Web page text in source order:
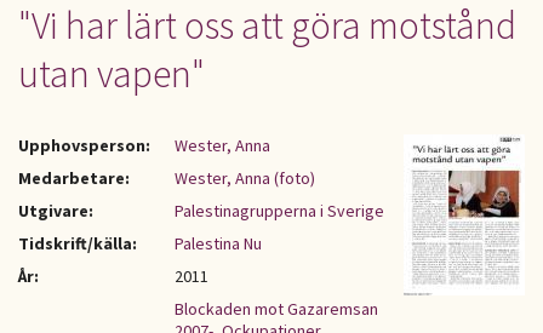
"Vi har lärt oss att göra motstånd
utan vapen"
Upphovsperson:
Wester, Anna
Medarbetare:
Wester, Anna (foto)
Utgivare:
Palestinagrupperna i Sverige
Tidskrift/källa:
Palestina Nu
År:
2011
Blockaden mot Gazaremsan